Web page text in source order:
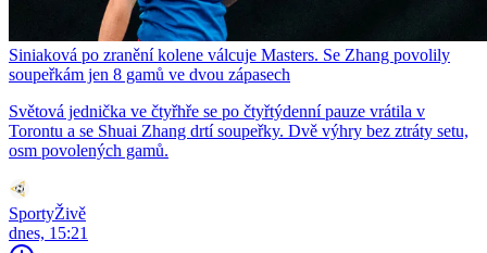
Siniaková po zranění kolene válcuje Masters. Se Zhang povolily
soupeřkám jen 8 gamů ve dvou zápasech
Světová jednička ve čtyřhře se po čtyřtýdenní pauze vrátila v
Torontu a se Shuai Zhang drtí soupeřky. Dvě výhry bez ztráty setu,
osm povolených gamů.
SportyŽivě
dnes, 15:21